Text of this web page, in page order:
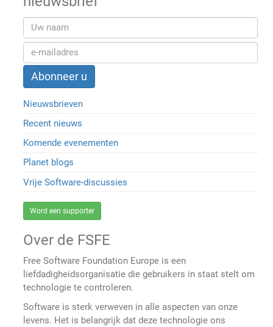
Nieuwsbrieven
Recent nieuws
Komende evenementen
Planet blogs
Vrije Software-discussies
Word een supporter
Over de FSFE
Free Software Foundation Europe is een
liefdadigheidsorganisatie die gebruikers in staat stelt om
technologie te controleren.
Software is sterk verweven in alle aspecten van onze
levens. Het is belangrijk dat deze technologie ons